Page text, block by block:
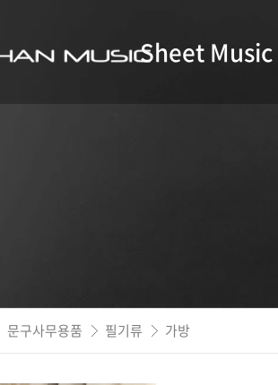
Sheet Music
문구사무용품 필기류 가방